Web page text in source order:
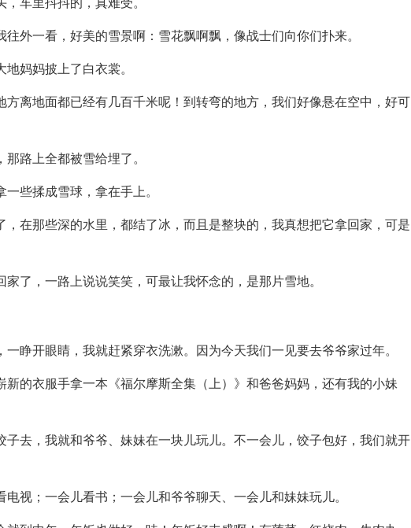
车里抖抖的，真难受。
往外一看，好美的雪景啊：雪花飘啊飘，像战士们向你们扑来。
妈妈披上了白衣裳。
方离地面都已经有几百千米呢！到转弯的地方，我们好像悬在空中，好可
路上全都被雪给埋了。
些揉成雪球，拿在手上。
，在那些深的水里，都结了冰，而且是整块的，我真想把它拿回家，可是
家了，一路上说说笑笑，可最让我怀念的，是那片雪地。
睁开眼睛，我就赶紧穿衣洗漱。因为今天我们一见要去爷爷家过年。
新的衣服手拿一本《福尔摩斯全集（上）》和爸爸妈妈，还有我的小妹
子去，我就和爷爷、妹妹在一块儿玩儿。不一会儿，饺子包好，我们就开
电视；一会儿看书；一会儿和爷爷聊天、一会儿和妹妹玩儿。